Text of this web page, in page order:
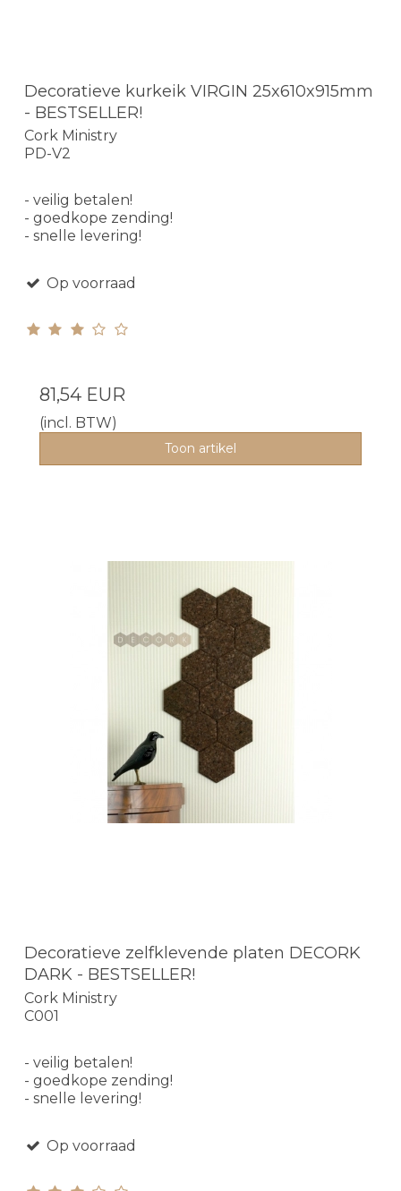
Decoratieve kurkeik VIRGIN 25x610x915mm
- BESTSELLER!
Cork Ministry
PD-V2
- veilig betalen!
- goedkope zending!
- snelle levering!
Op voorraad
81,54 EUR
(incl. BTW)
Toon artikel
Decoratieve zelfklevende platen DECORK
DARK - BESTSELLER!
Cork Ministry
C001
- veilig betalen!
- goedkope zending!
- snelle levering!
Op voorraad